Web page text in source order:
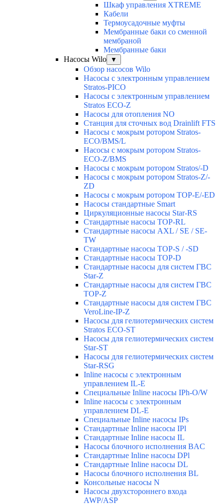
Шкаф управления XTREME
Кабели
Термоусадочные муфты
Мембранные баки со сменной
мембраной
Мембранные баки
Насосы Wilo
▼
Обзор насосов Wilo
Насосы с электронным управлением
Stratos-PICO
Насосы с электронным управлением
Stratos ECO-Z
Насосы для отопления NO
Станция для сточных вод Drainlift FTS
Насосы с мокрым ротором Stratos-
ECO/BMS/L
Насосы с мокрым ротором Stratos-
ECO-Z/BMS
Насосы с мокрым ротором Stratos/-D
Насосы с мокрым ротором Stratos-Z/-
ZD
Насосы с мокрым ротором TOP-E/-ED
Насосы стандартные Smart
Циркуляционные насосы Star-RS
Стандартные насосы TOP-RL
Стандартные насосы AXL / SE / SE-
TW
Стандартные насосы TOP-S / -SD
Стандартные насосы TOP-D
Стандартные насосы для систем ГВС
Star-Z
Стандартные насосы для систем ГВС
TOP-Z
Стандартные насосы для систем ГВС
VeroLine-IP-Z
Насосы для гелиотермических систем
Stratos ECO-ST
Насосы для гелиотермических систем
Star-ST
Насосы для гелиотермических систем
Star-RSG
Inline насосы с электронным
управлением IL-E
Специальные Inline насосы IPh-O/W
Inline насосы с электронным
управлением DL-E
Специальные Inline насосы IPs
Стандартные Inline насосы IPl
Стандартные Inline насосы IL
Насосы блочного исполнения BAC
Стандартные Inline насосы DPl
Стандартные Inline насосы DL
Насосы блочного исполнения BL
Консольные насосы N
Насосы двухстороннего входа
AWP/ASP